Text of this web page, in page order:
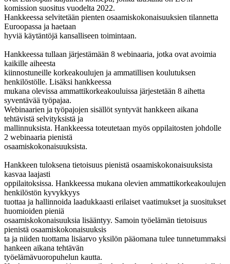
komission suositus vuodelta 2022.
Hankkeessa selvitetään pienten osaamiskokonaisuuksien tilannetta
Euroopassa ja haetaan
hyviä käytäntöjä kansalliseen toimintaan.
Hankkeessa tullaan järjestämään 8 webinaaria, jotka ovat avoimia
kaikille aiheesta
kiinnostuneille korkeakoulujen ja ammatillisen koulutuksen
henkilöstölle. Lisäksi hankkeessa
mukana olevissa ammattikorkeakouluissa järjestetään 8 aihetta
syventävää työpajaa.
Webinaarien ja työpajojen sisällöt syntyvät hankkeen aikana
tehtävistä selvityksistä ja
mallinnuksista. Hankkeessa toteutetaan myös oppilaitosten johdolle
2 webinaaria pienistä
osaamiskokonaisuuksista.
Hankkeen tuloksena tietoisuus pienistä osaamiskokonaisuuksista
kasvaa laajasti
oppilaitoksissa. Hankkeessa mukana olevien ammattikorkeakoulujen
henkilöstön kyvykkyys
tuottaa ja hallinnoida laadukkaasti erilaiset vaatimukset ja suositukset
huomioiden pieniä
osaamiskokonaisuuksia lisääntyy. Samoin työelämän tietoisuus
pienistä osaamiskokonaisuuksis
ta ja niiden tuottama lisäarvo yksilön pääomana tulee tunnetummaksi
hankeen aikana tehtävän
työelämävuoropuhelun kautta.